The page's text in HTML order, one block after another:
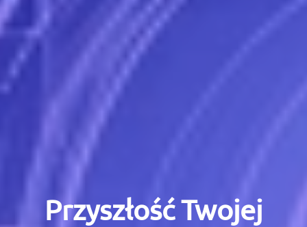
Przyszłość Twojej